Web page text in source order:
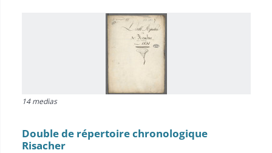
14 medias
Double de répertoire chronologique
Risacher